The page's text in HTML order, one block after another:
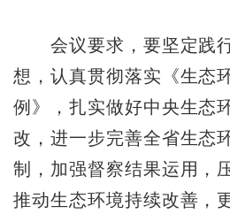
会议要求，要坚定践行
想，认真贯彻落实《生态
例》，扎实做好中央生态
改，进一步完善全省生态
制，加强督察结果运用，
推动生态环境持续改善，